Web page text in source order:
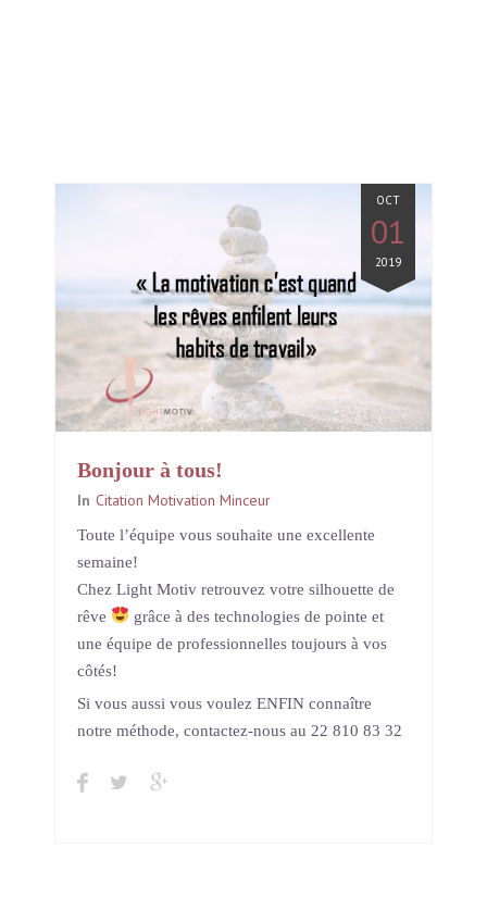
OCT
01
2019
Bonjour à tous!
In Citation Motivation Minceur
Toute l’équipe vous souhaite une excellente
semaine!
Chez Light Motiv retrouvez votre silhouette de
rêve
grâce à des technologies de pointe et
une équipe de professionnelles toujours à vos
côtés!
Si vous aussi vous voulez ENFIN connaître
notre méthode, contactez-nous au 22 810 83 32